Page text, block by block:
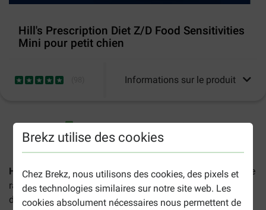
Brekz utilise des cookies
Chez Brekz, nous utilisons des cookies, des pixels et
des technologies similaires sur notre site web. Les
cookies absolument nécessaires nous permettent de
Hill's Prescription Diet Z/D Food Sensitivities
Mini pour petit chien
Informations sur le produit
2-5 jours ouvrables estimés, sauf indication contraire.
Hill's Z/Dsont des aliments diététiques pour chien de petite
race, conçus pour aider à réduire les problèmes cutanés et
digestifs causés par des allergies alimentaires.